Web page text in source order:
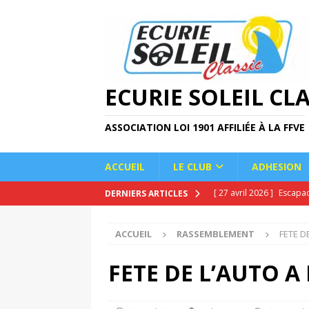
ECURIE SOLEIL
ASSOCIATION LOI 1901 AFFILIÉE À LA FFVE
ACCUEIL LE CLUB ADHESION
DERNIERS ARTICLES [ 27 avril 2026 ]
[ 14 avril 2026 ]
[ 22 février 2026 ]
ACCUEIL RASSEMBLEMENT FETE
FETE DE L’AUTO